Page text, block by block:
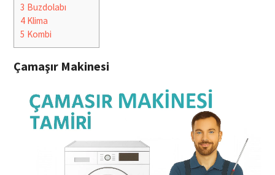
3 Buzdolabı
4Klima
5 Kombi
Çamaşır Makinesi